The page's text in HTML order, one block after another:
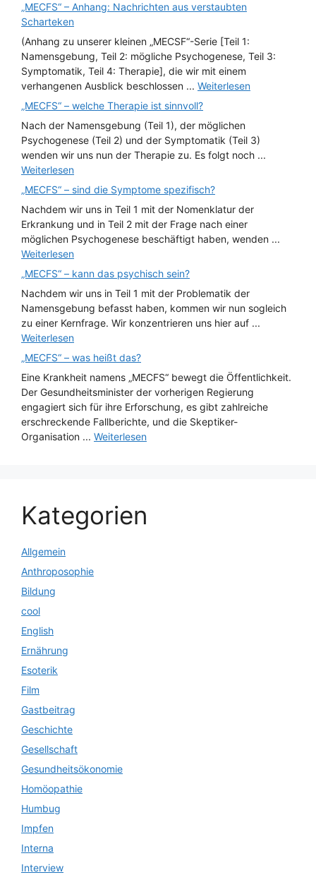
„MECFS“ – Anhang: Nachrichten aus verstaubten
Scharteken
(Anhang zu unserer kleinen „MECSF“-Serie [Teil 1:
Namensgebung, Teil 2: mögliche Psychogenese, Teil 3:
Symptomatik, Teil 4: Therapie], die wir mit einem
verhangenen Ausblick beschlossen ... Weiterlesen
„MECFS“ – welche Therapie ist sinnvoll?
Nach der Namensgebung (Teil 1), der möglichen
Psychogenese (Teil 2) und der Symptomatik (Teil 3)
wenden wir uns nun der Therapie zu. Es folgt noch ...
Weiterlesen
„MECFS“ – sind die Symptome spezifisch?
Nachdem wir uns in Teil 1 mit der Nomenklatur der
Erkrankung und in Teil 2 mit der Frage nach einer
möglichen Psychogenese beschäftigt haben, wenden ...
Weiterlesen
„MECFS“ – kann das psychisch sein?
Nachdem wir uns in Teil 1 mit der Problematik der
Namensgebung befasst haben, kommen wir nun sogleich
zu einer Kernfrage. Wir konzentrieren uns hier auf ...
Weiterlesen
„MECFS“ – was heißt das?
Eine Krankheit namens „MECFS“ bewegt die Öffentlichkeit.
Der Gesundheitsminister der vorherigen Regierung
engagiert sich für ihre Erforschung, es gibt zahlreiche
erschreckende Fallberichte, und die Skeptiker-
Organisation ... Weiterlesen
Kategorien
Allgemein
Anthroposophie
Bildung
cool
English
Ernährung
Esoterik
Film
Gastbeitrag
Geschichte
Gesellschaft
Gesundheitsökonomie
Homöopathie
Humbug
Impfen
Interna
Interview